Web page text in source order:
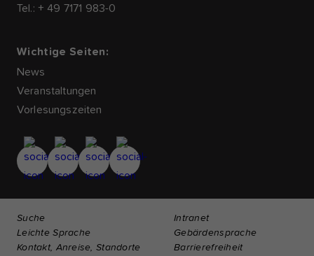
Tel.: + 49 7171 983-0
Wichtige Seiten:
News
Veranstaltungen
Vorlesungszeiten
Suche
Intranet
Leichte Sprache
Gebärdensprache
Kontakt, Anreise, Standorte
Barrierefreiheit